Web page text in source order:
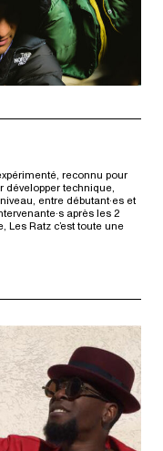
reconnu pour
développer technique,
entre débutant·es et
après les 2
Les Ratz c’est toute une